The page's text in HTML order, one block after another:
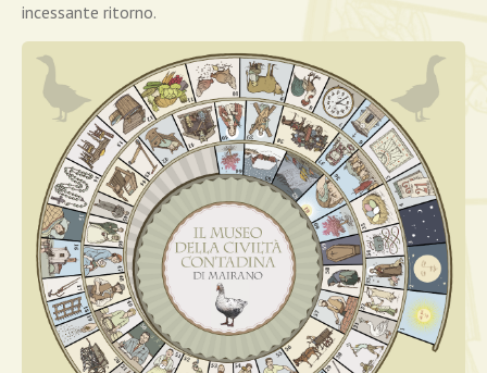
incessante ritorno.